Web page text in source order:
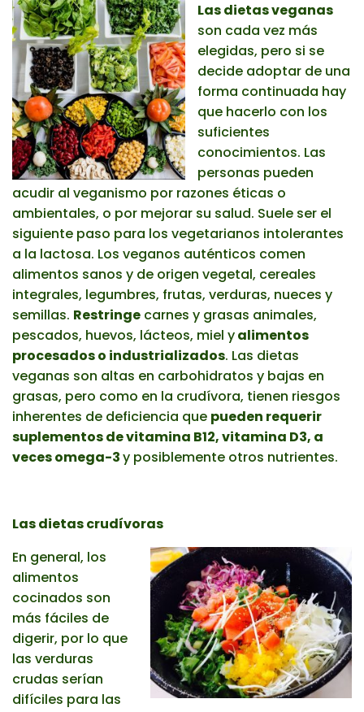
Las dietas veganas
son cada vez más
elegidas, pero si se
decide adoptar de una
forma continuada hay
que hacerlo con los
suficientes
conocimientos. Las
personas pueden
acudir al veganismo por razones éticas o
ambientales, o por mejorar su salud. Suele ser el
siguiente paso para los vegetarianos intolerantes
a la lactosa. Los veganos auténticos comen
alimentos sanos y de origen vegetal, cereales
integrales, legumbres, frutas, verduras, nueces y
semillas. Restringe carnes y grasas animales,
pescados, huevos, lácteos, miel yalimentos
procesados o industrializados. Las dietas
veganas son altas en carbohidratos y bajas en
grasas, pero como en la crudívora, tienen riesgos
inherentes de deficiencia que pueden requerir
suplementos de vitamina B12, vitamina D3, a
veces omega-3y posiblemente otros nutrientes.
Las dietas crudívoras
En general, los
alimentos
cocinados son
más fáciles de
digerir, por lo que
las verduras
crudas serían
difíciles para las